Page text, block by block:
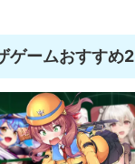
ゲームおすす